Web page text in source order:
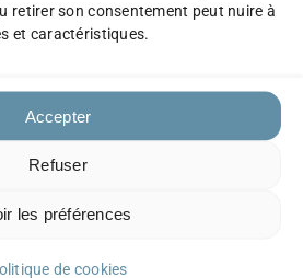
retirer son consentement peut nuire à
et caractéristiques.
Accepter
Refuser
les préférences
de cookies